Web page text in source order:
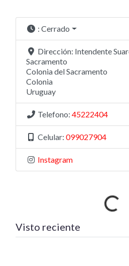
: Cerrado
Dirección: Intendente
Sacramento
Colonia del Sacramento
Colonia
Uruguay
Telefono: 45222404
Celular: 099027904
Instagram
Visto reciente Cargando…